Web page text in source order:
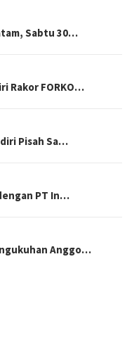
Sabtu 30…
Rakor FORKO…
Pisah Sa…
PT In…
Anggo…